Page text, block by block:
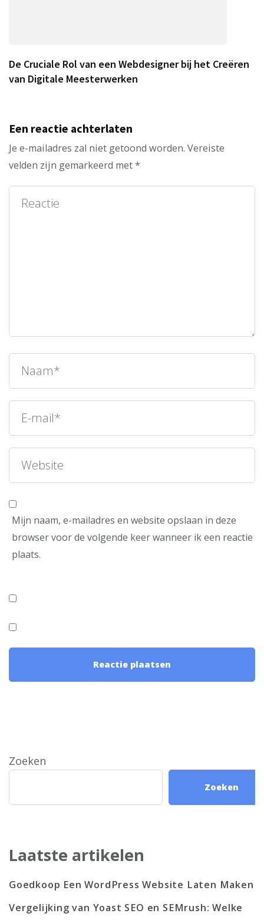
De Cruciale Rol van een Webdesigner bij het Creëren
van Digitale Meesterwerken
Een reactie achterlaten
Je e-mailadres zal niet getoond worden. Vereiste
velden zijn gemarkeerd met*
Mijn naam, e-mailadres en website opslaan in deze
browser voor de volgende keer wanneer ik een reactie
plaats.
Zoeken
Zoeken
Laatste artikelen
Goedkoop Een WordPress Website Laten Maken
Vergelijking van Yoast SEO en SEMrush: Welke